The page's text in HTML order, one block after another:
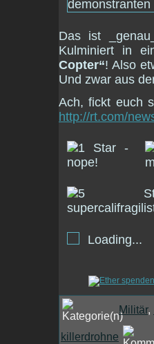
Das ist
Kulminiert in
Copter“! Also
Und zwar aus
Ach, fickt euch
http://rt.com/
Loading...
Militär,
killerdrohne